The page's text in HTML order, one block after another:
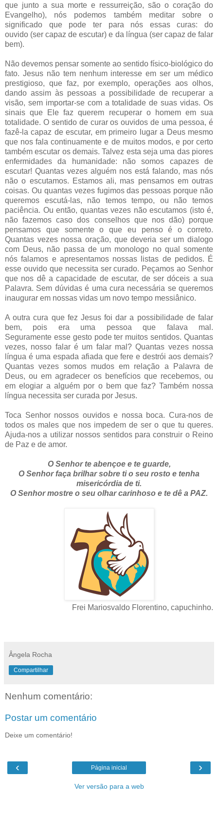
que junto a sua morte e ressurreição, são o coração do
Evangelho), nós podemos também meditar sobre o
significado que pode ter para nós essas curas: do
ouvido (ser capaz de escutar) e da língua (ser capaz de falar
bem).
Não devemos pensar somente ao sentido físico-biológico do
fato. Jesus não tem nenhum interesse em ser um médico
prestigioso, que faz, por exemplo, operações aos olhos,
dando assim às pessoas a possibilidade de recuperar a
visão, sem importar-se com a totalidade de suas vidas. Os
sinais que Ele faz querem recuperar o homem em sua
totalidade. O sentido de curar os ouvidos de uma pessoa, é
fazê-la capaz de escutar, em primeiro lugar a Deus mesmo
que nos fala continuamente e de muitos modos, e por certo
também escutar os demais. Talvez esta seja uma das piores
enfermidades da humanidade: não somos capazes de
escutar! Quantas vezes alguém nos está falando, mas nós
não o escutamos. Estamos ali, mas pensamos em outras
coisas. Ou quantas vezes fugimos das pessoas porque não
queremos escutá-las, não temos tempo, ou não temos
paciência. Ou então, quantas vezes não escutamos (isto é,
não fazemos caso dos conselhos que nos dão) porque
pensamos que somente o que eu penso é o correto.
Quantas vezes nossa oração, que deveria ser um dialogo
com Deus, não passa de um monologo no qual somente
nós falamos e apresentamos nossas listas de pedidos. É
esse ouvido que necessita ser curado. Peçamos ao Senhor
que nos dê a capacidade de escutar, de ser dóceis a sua
Palavra. Sem dúvidas é uma cura necessária se queremos
inaugurar em nossas vidas um novo tempo messiânico.
A outra cura que fez Jesus foi dar a possibilidade de falar
bem, pois era uma pessoa que falava mal.
Seguramente esse gesto pode ter muitos sentidos. Quantas
vezes, nosso falar é um falar mal? Quantas vezes nossa
língua é uma espada afiada que fere e destrói aos demais?
Quantas vezes somos mudos em relação a Palavra de
Deus, ou em agradecer os benefícios que recebemos, ou
em elogiar a alguém por o bem que faz? Também nossa
língua necessita ser curada por Jesus.
Toca Senhor nossos ouvidos e nossa boca. Cura-nos de
todos os males que nos impedem de ser o que tu queres.
Ajuda-nos a utilizar nossos sentidos para construir o Reino
de Paz e de amor.
O Senhor te abençoe e te guarde,
O Senhor faça brilhar sobre ti o seu rosto e tenha
misericórdia de ti.
O Senhor mostre o seu olhar carinhoso e te dê a PAZ.
Frei Mariosvaldo Florentino, capuchinho.
Ângela Rocha
Compartilhar
Nenhum comentário:
Postar um comentário
Deixe um comentário!
‹ ›
Página inicial
Ver versão para a web